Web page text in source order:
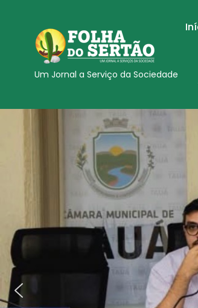
Um Jornal a Serviço da Sociedade